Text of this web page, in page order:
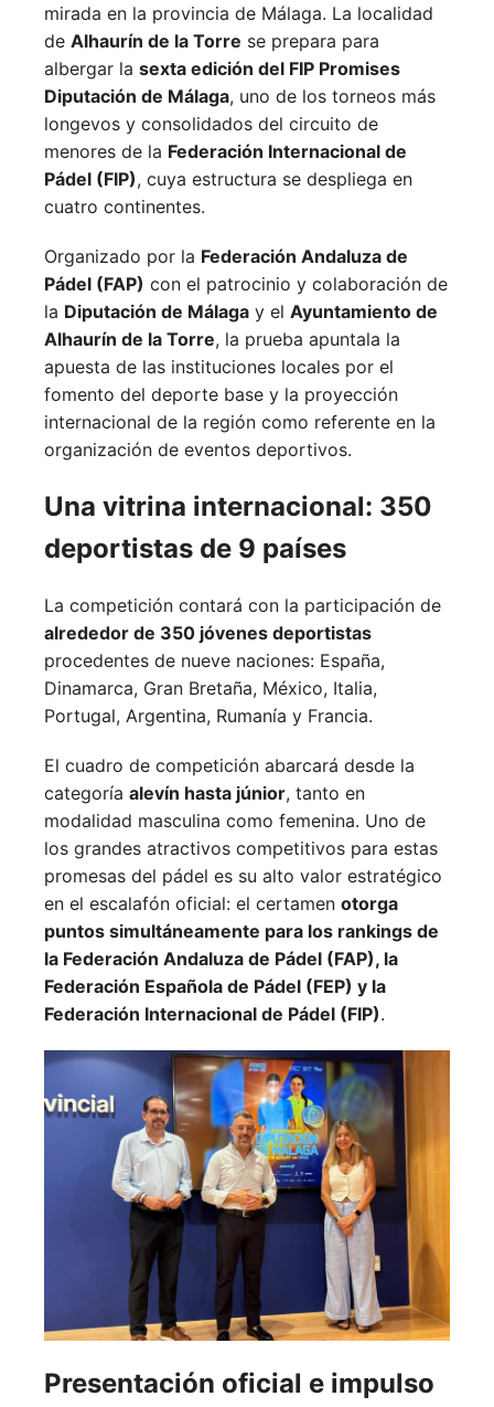
mirada en la provincia de Málaga. La localidad
de Alhaurín de la Torre se prepara para
albergar la sexta edición del FIP Promises
Diputación de Málaga, uno de los torneos más
longevos y consolidados del circuito de
menores de la Federación Internacional de
Pádel (FIP), cuya estructura se despliega en
cuatro continentes.
Organizado por la Federación Andaluza de
Pádel (FAP) con el patrocinio y colaboración de
la Diputación de Málaga y el Ayuntamiento de
Alhaurín de la Torre, la prueba apuntala la
apuesta de las instituciones locales por el
fomento del deporte base y la proyección
internacional de la región como referente en la
organización de eventos deportivos.
Una vitrina internacional: 350
deportistas de 9 países
La competición contará con la participación de
alrededor de 350 jóvenes deportistas
procedentes de nueve naciones: España,
Dinamarca, Gran Bretaña, México, Italia,
Portugal, Argentina, Rumanía y Francia.
El cuadro de competición abarcará desde la
categoría alevín hasta júnior, tanto en
modalidad masculina como femenina. Uno de
los grandes atractivos competitivos para estas
promesas del pádel es su alto valor estratégico
en el escalafón oficial: el certamen otorga
puntos simultáneamente para los rankings de
la Federación Andaluza de Pádel (FAP), la
Federación Española de Pádel (FEP) y la
Federación Internacional de Pádel (FIP).
Presentación oficial e impulso